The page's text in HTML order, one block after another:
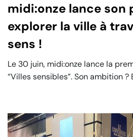
midi:onze lance son
explorer la ville à
sens !
Le 30 juin, midi:onze lance la
“Villes sensibles”. Son ambition ?